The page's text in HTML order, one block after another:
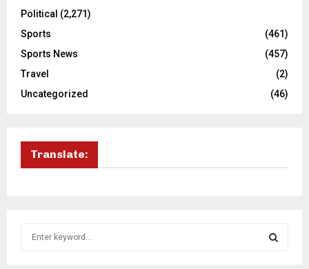
Political (2,271)
Sports
(461)
Sports News
(457)
Travel
(2)
Uncategorized
(46)
Translate: